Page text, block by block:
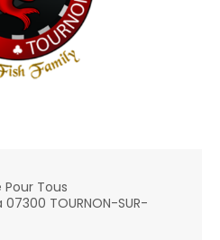
Tous
TOURNON-SUR-